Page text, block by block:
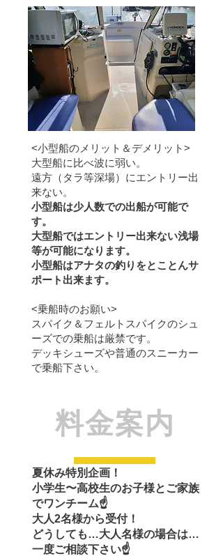
<小型船のメリット＆デメリット>
大型船に比べ波に弱い。
​遠方（タラ等深場）にエントリー出
来ない。
小型船は少人数での出船が可能で
す。
大型船ではエントリー出来ない浅場
等が可能になります。
小型船はアナタの釣りをとことんサ
ポート出来ます。
<乗船時のお願い>
スパイク＆フェルトスパイクのシュ
ーズでの乗船は厳禁です。
​デッキシューズや普通のスニーカー
で乗船下さい。
​料金案内
夏休み特別企画！
小学生〜高校生のお子様とご家族
でワンチーム☝️
大人2名様から受付！
どうしても…大人名様の場合は…
一度ご相談下さい☝️